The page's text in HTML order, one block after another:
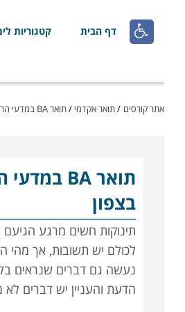
 דף הבית קטגוריות
אתר קורסים /תואר אקדמי /תואר BA במדעי הרוח והחברה
תואר BA במדעי הרוח והחברה
בצפון
תינוקות חשים מרגע הגיעם
לכולם יש תשובות, אך מהי
נעשה גם דברים שנראים
הדעת והעניין יש דברים לא